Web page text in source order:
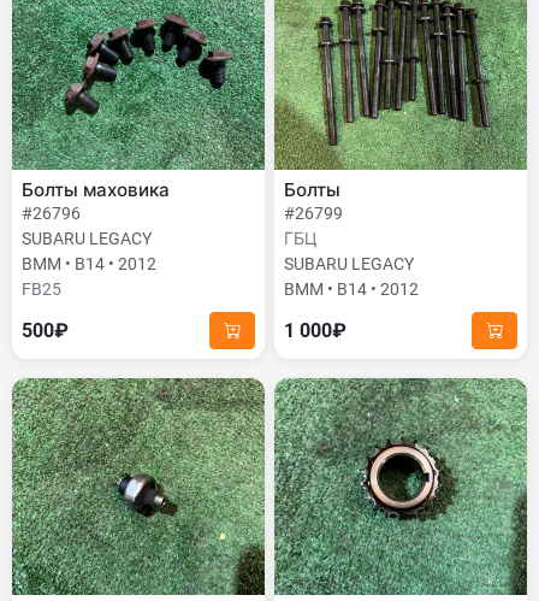
Болты маховика
#26796
SUBARU LEGACY
BMM • B14 • 2012
FB25
500₽
Болты
#26799
ГБЦ
SUBARU LEGACY
BMM • B14 • 2012
1 000₽